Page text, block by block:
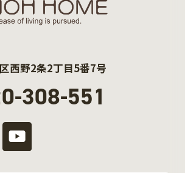
西野2条2丁目5番7号
308-551